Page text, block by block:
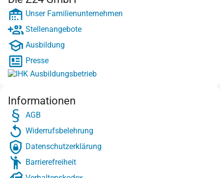
Unser Familienunternehmen
Stellenangebote
Ausbildung
Presse
Informationen
AGB
Widerrufsbelehrung
Datenschutzerklärung
Barrierefreiheit